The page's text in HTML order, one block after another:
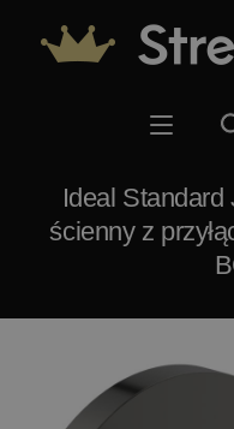
Ideal Standard
ścienny z